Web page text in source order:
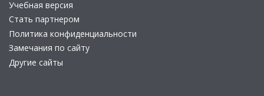
Учебная версия
Стать партнером
Политика конфиденциальности
Замечания по сайту
Другие сайты